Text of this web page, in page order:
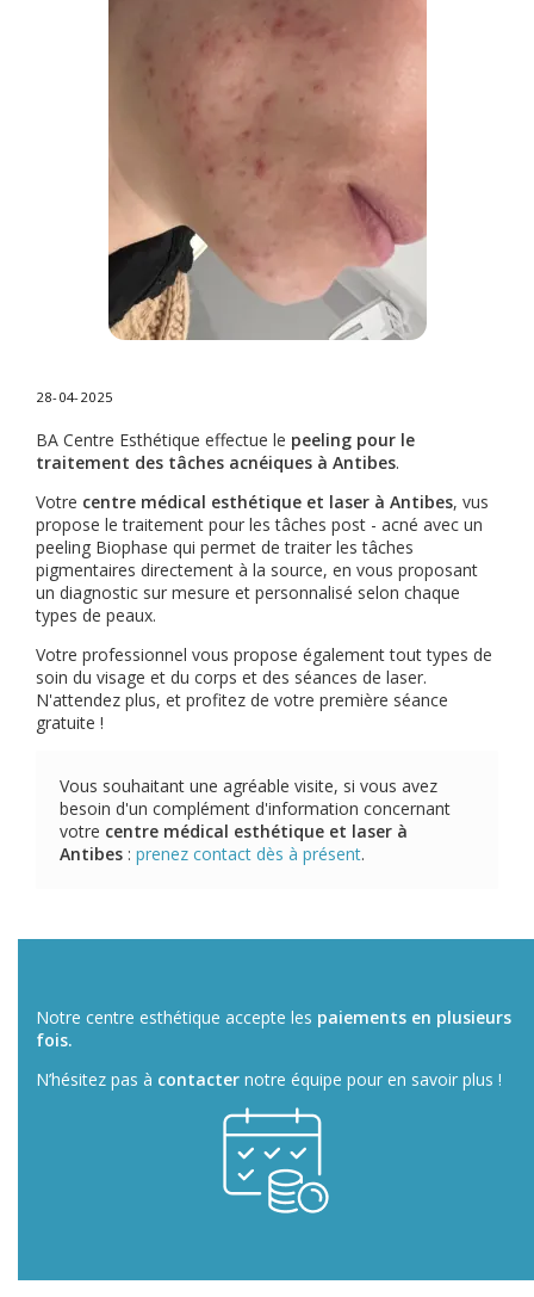
28-04-2025
BA Centre Esthétique effectue le peeling pour le
traitement des tâches acnéiques à Antibes.
Votre centre médical esthétique et laser à Antibes, vus
propose le traitement pour les tâches post - acné avec un
peeling Biophase qui permet de traiter les tâches
pigmentaires directement à la source, en vous proposant
un diagnostic sur mesure et personnalisé selon chaque
types de peaux.
Votre professionnel vous propose également tout types de
soin du visage et du corps et des séances de laser.
N'attendez plus, et profitez de votre première séance
gratuite !
Vous souhaitant une agréable visite, si vous avez
besoin d'un complément d'information concernant
votre centre médical esthétique et laser à
Antibes : prenez contact dès à présent.
Notre centre esthétique accepte les paiements en plusieurs
fois.
N’hésitez pas à contacter notre équipe pour en savoir plus !